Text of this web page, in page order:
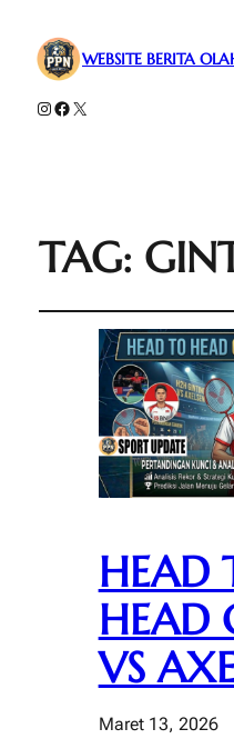
WEBSITE BERITA
Instagram
Facebook
X
TAG:
HEAD
HEAD
VS
Maret 13, 2026